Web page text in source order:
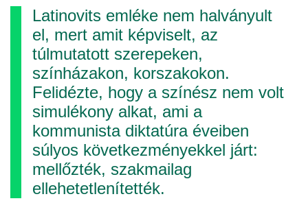
Latinovits emléke nem halványult
el, mert amit képviselt, az
túlmutatott szerepeken,
színházakon, korszakokon.
Felidézte, hogy a színész nem volt
simulékony alkat, ami a
kommunista diktatúra éveiben
súlyos következményekkel járt:
mellőzték, szakmailag
ellehetetlenítették.